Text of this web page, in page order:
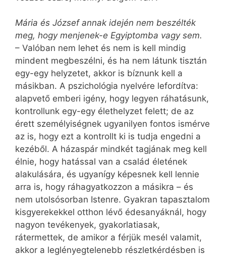
Mária és József annak idején nem beszélték
meg, hogy menjenek-e Egyiptomba vagy sem.
– Valóban nem lehet és nem is kell mindig
mindent megbeszélni, és ha nem látunk tisztán
egy-egy helyzetet, akkor is bíznunk kell a
másikban. A pszichológia nyelvére lefordítva:
alapvető emberi igény, hogy legyen ráhatásunk,
kontrollunk egy-egy élethelyzet felett; de az
érett személyiségnek ugyanilyen fontos ismérve
az is, hogy ezt a kontrollt ki is tudja engedni a
kezéből. A házaspár mindkét tagjának meg kell
élnie, hogy hatással van a család életének
alakulására, és ugyanígy képesnek kell lennie
arra is, hogy ráhagyatkozzon a másikra – és
nem utolsósorban Istenre. Gyakran tapasztalom
kisgyerekekkel otthon lévő édesanyáknál, hogy
nagyon tevékenyek, gyakorlatiasak,
rátermettek, de amikor a férjük mesél valamit,
akkor a leglényegtelenebb részletkérdésben is